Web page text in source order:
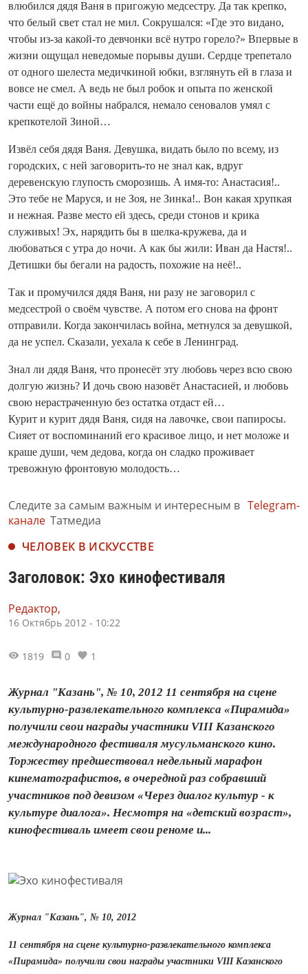
влюбился дядя Ваня в пригожую медсестру. Да так крепко,
что белый свет стал не мил. Сокрушался: «Где это видано,
чтобы из-за какой-то девчонки всё нутро горело?» Впервые в
жизни ощущал неведомые порывы души. Сердце трепетало
от одного шелеста медичкиной юбки, взглянуть ей в глаза и
вовсе не смел. А ведь не был робок и опыта по женской
части ещё до войны набрался, немало сеновалов умял с
крепкотелой Зиной…
Извёл себя дядя Ваня. Девушка, видать было по всему, из
городских, с ней заговорить-то не знал как, вдруг
деревенскую глупость сморозишь. А имя‑то: Анастасия!..
Это тебе не Маруся, и не Зоя, не Зинка!.. Вон какая хрупкая
и нежная. Разве место ей здесь, среди стонов и крика
служивых! Эх, нарядить бы в шелка-кружева, да и
любоваться с утра до ночи. А как бы жили: Иван да Настя!..
Детишки бы бегали на радость, похожие на неё!..
Так и промучился дядя Ваня, ни разу не заговорил с
медсестрой о своём чувстве. А потом его снова на фронт
отправили. Когда закончилась война, метнулся за девушкой,
да не успел. Сказали, уехала к себе в Ленинград.
Знал ли дядя Ваня, что пронесёт эту любовь через всю свою
долгую жизнь? И дочь свою назовёт Анастасией, и любовь
свою нерастраченную без остатка отдаст ей…
Курит и курит дядя Ваня, сидя на лавочке, свои папиросы.
Сияет от воспоминаний его красивое лицо, и нет моложе и
краше души, чем дедова, когда он сладко проживает
тревожную фронтовую молодость…
Следите за самым важным и интересным в Telegram-
канале Татмедиа
ЧЕЛОВЕК В ИСКУССТВЕ
Заголовок: Эхо кинофестиваля
Редактор,
16 Октябрь 2012 - 10:22
1819 0 1
Журнал "Казань", № 10, 2012 11 сентября на сцене
культурно-развлекательного комплекса «Пирамида»
получили свои награды участники VIII Казанского
международного фестиваля мусульманского кино.
Торжеству предшествовал недельный марафон
кинематографистов, в очередной раз собравший
участников под девизом «Через диалог культур - к
культуре диалога». Несмотря на «детский возраст»,
кинофестиваль имеет свои реноме и...
Журнал "Казань", № 10, 2012
11 сентября на сцене культурно-развлекательного комплекса
«Пирамида» получили свои награды участники VIII Казанского